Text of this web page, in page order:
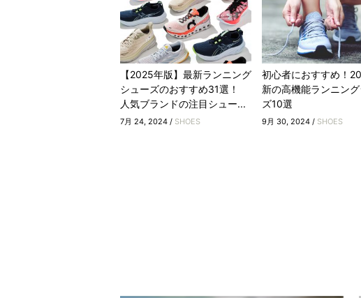
【2025年版】最新ランニング
シューズのおすすめ31選！
人気ブランドの注目シュー...
7月 24, 2024 / SHOES
初心者におすすめ！
新の高機能ランニン
ズ10選
9月 30, 2024 / SHOES